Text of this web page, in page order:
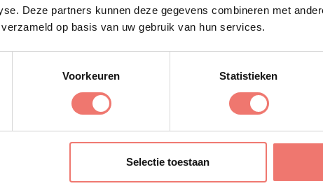
Deze partners kunnen deze gegevens combineren met
op basis van uw gebruik van hun services.
Voorkeuren Statistieken
Selectie toestaan